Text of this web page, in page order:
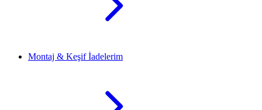
Montaj & Keşif İadelerim